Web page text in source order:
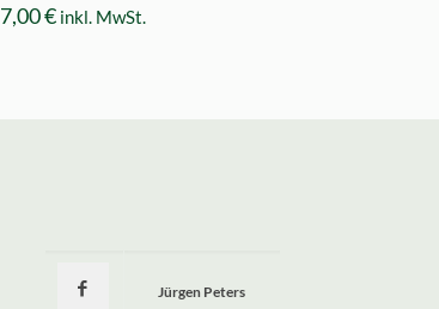
7,00€ inkl. MwSt.
Jürgen Peters